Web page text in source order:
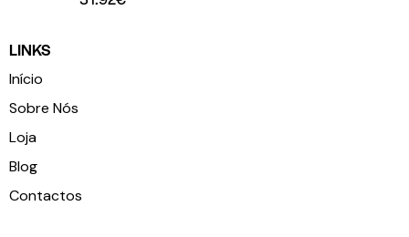
LINKS
Início
Sobre Nós
Loja
Blog
Contactos